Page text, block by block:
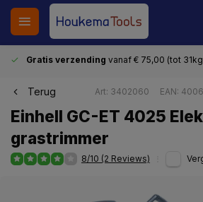
Gratis verzending vanaf € 75,00 (tot
Terug Art: 3402060 EAN:
Einhell GC-ET 4025
grastrimmer
8/10 (2 Reviews)